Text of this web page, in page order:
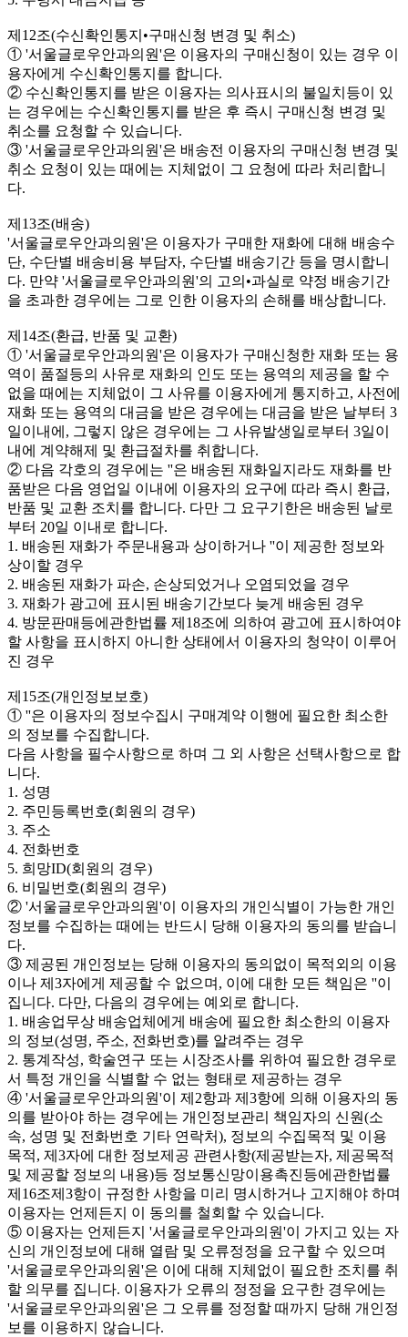
제12조(수신확인통지•구매신청 변경 및 취소)
① '서울글로우안과의원'은 이용자의 구매신청이 있는 경우 이
용자에게 수신확인통지를 합니다.
② 수신확인통지를 받은 이용자는 의사표시의 불일치등이 있
는 경우에는 수신확인통지를 받은 후 즉시 구매신청 변경 및
취소를 요청할 수 있습니다.
③ '서울글로우안과의원'은 배송전 이용자의 구매신청 변경 및
취소 요청이 있는 때에는 지체없이 그 요청에 따라 처리합니
다.
제13조(배송)
'서울글로우안과의원'은 이용자가 구매한 재화에 대해 배송수
단, 수단별 배송비용 부담자, 수단별 배송기간 등을 명시합니
다. 만약 '서울글로우안과의원'의 고의•과실로 약정 배송기간
을 초과한 경우에는 그로 인한 이용자의 손해를 배상합니다.
제14조(환급, 반품 및 교환)
① '서울글로우안과의원'은 이용자가 구매신청한 재화 또는 용
역이 품절등의 사유로 재화의 인도 또는 용역의 제공을 할 수
없을 때에는 지체없이 그 사유를 이용자에게 통지하고, 사전에
재화 또는 용역의 대금을 받은 경우에는 대금을 받은 날부터 3
일이내에, 그렇지 않은 경우에는 그 사유발생일로부터 3일이
내에 계약해제 및 환급절차를 취합니다.
② 다음 각호의 경우에는 ''은 배송된 재화일지라도 재화를 반
품받은 다음 영업일 이내에 이용자의 요구에 따라 즉시 환급,
반품 및 교환 조치를 합니다. 다만 그 요구기한은 배송된 날로
부터 20일 이내로 합니다.
1. 배송된 재화가 주문내용과 상이하거나 ''이 제공한 정보와
상이할 경우
2. 배송된 재화가 파손, 손상되었거나 오염되었을 경우
3. 재화가 광고에 표시된 배송기간보다 늦게 배송된 경우
4. 방문판매등에관한법률 제18조에 의하여 광고에 표시하여야
할 사항을 표시하지 아니한 상태에서 이용자의 청약이 이루어
진 경우
제15조(개인정보보호)
① ''은 이용자의 정보수집시 구매계약 이행에 필요한 최소한
의 정보를 수집합니다.
다음 사항을 필수사항으로 하며 그 외 사항은 선택사항으로 합
니다.
1. 성명
2. 주민등록번호(회원의 경우)
3. 주소
4. 전화번호
5. 희망ID(회원의 경우)
6. 비밀번호(회원의 경우)
② '서울글로우안과의원'이 이용자의 개인식별이 가능한 개인
정보를 수집하는 때에는 반드시 당해 이용자의 동의를 받습니
다.
③ 제공된 개인정보는 당해 이용자의 동의없이 목적외의 이용
이나 제3자에게 제공할 수 없으며, 이에 대한 모든 책임은 ''이
집니다. 다만, 다음의 경우에는 예외로 합니다.
1. 배송업무상 배송업체에게 배송에 필요한 최소한의 이용자
의 정보(성명, 주소, 전화번호)를 알려주는 경우
2. 통계작성, 학술연구 또는 시장조사를 위하여 필요한 경우로
서 특정 개인을 식별할 수 없는 형태로 제공하는 경우
④ '서울글로우안과의원'이 제2항과 제3항에 의해 이용자의 동
의를 받아야 하는 경우에는 개인정보관리 책임자의 신원(소
속, 성명 및 전화번호 기타 연락처), 정보의 수집목적 및 이용
목적, 제3자에 대한 정보제공 관련사항(제공받는자, 제공목적
및 제공할 정보의 내용)등 정보통신망이용촉진등에관한법률
제16조제3항이 규정한 사항을 미리 명시하거나 고지해야 하며
이용자는 언제든지 이 동의를 철회할 수 있습니다.
⑤ 이용자는 언제든지 '서울글로우안과의원'이 가지고 있는 자
신의 개인정보에 대해 열람 및 오류정정을 요구할 수 있으며
'서울글로우안과의원'은 이에 대해 지체없이 필요한 조치를 취
할 의무를 집니다. 이용자가 오류의 정정을 요구한 경우에는
'서울글로우안과의원'은 그 오류를 정정할 때까지 당해 개인정
보를 이용하지 않습니다.